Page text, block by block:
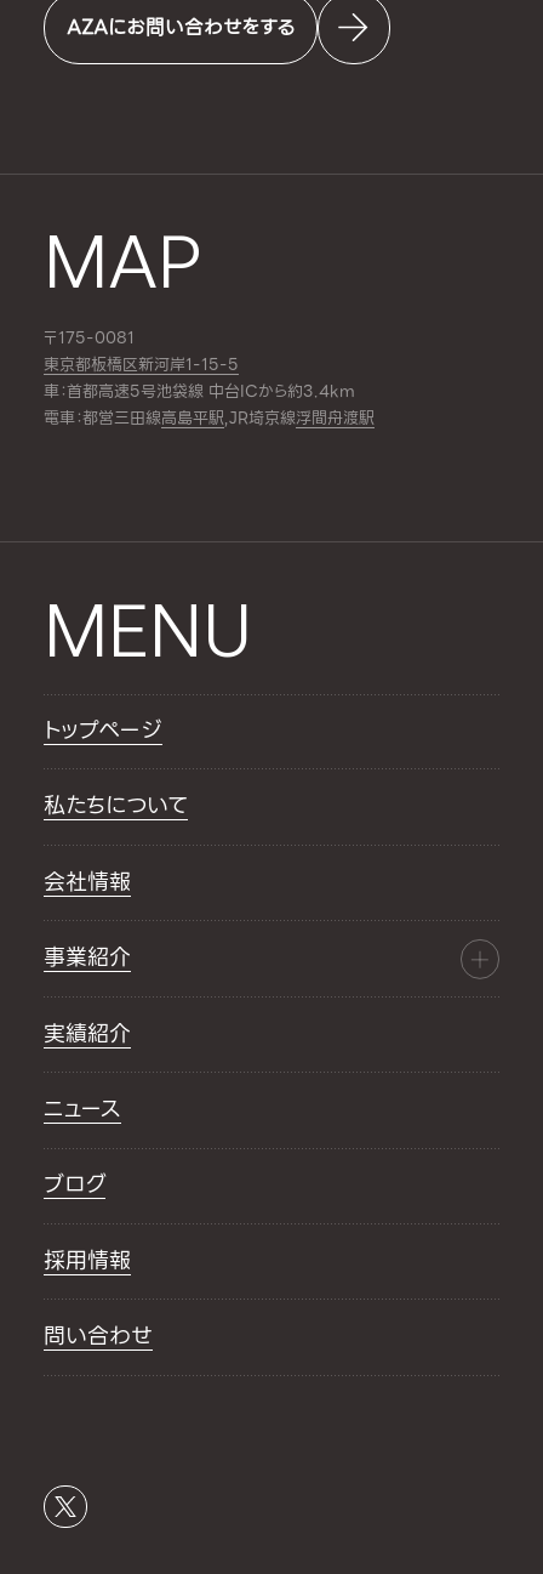
AZAにお問い合わせをする
MAP
〒175-0081
東京都板橋区新河岸1-15-5
車：首都高速5号池袋線 中台ICから約3.4km
電車：都営三田線高島平駅,JR埼京線浮間舟渡駅
MENU
トップページ
私たちについて
会社情報
事業紹介
実績紹介
ニュース
ブログ
採用情報
問い合わせ